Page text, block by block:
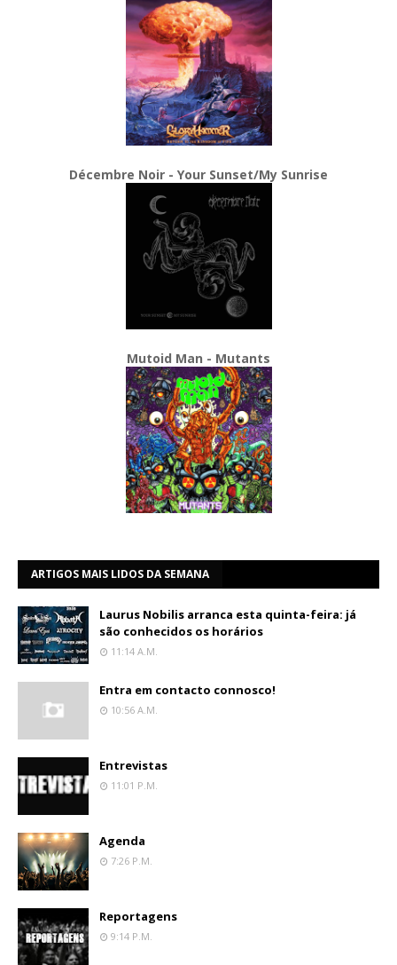
Décembre Noir - Your Sunset/My Sunrise
Mutoid Man - Mutants
ARTIGOS MAIS LIDOS DA SEMANA
Laurus Nobilis arranca esta quinta-feira: já
são conhecidos os horários
11:14 A.m.
Entra em contacto connosco!
10:56 A.m.
Entrevistas
11:01 P.m.
Agenda
7:26 P.m.
Reportagens
9:14 P.m.